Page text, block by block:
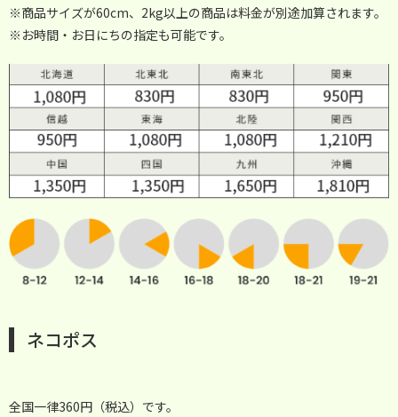
※商品サイズが60cm、2kg以上の商品は料金が別途加算されます。
※お時間・お日にちの指定も可能です。
ネコポス
全国一律360円（税込）です。